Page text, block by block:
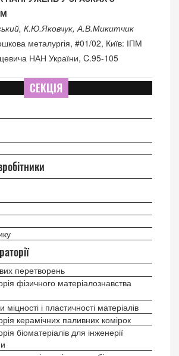
К.Ю.Яковчук, А.В.Микитчик
металургія, #01/02, Київ: ІПМ
НАН України, C.95-105
СЕКЦІЯ
перетворень
фізичного матеріалознавства
міцності і пластичності матеріалів
керамічних паливних комірок
біоматеріалів для інженерії